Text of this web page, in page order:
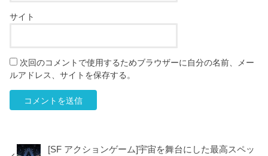
サイト
次回のコメントで使用するためブラウザーに自分の名前、メー
ルアドレス、サイトを保存する。
[SF アクションゲーム]宇宙を舞台にした最高スペッ